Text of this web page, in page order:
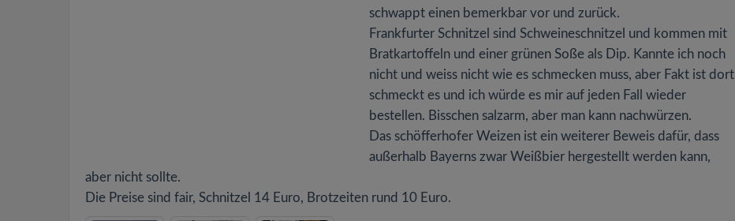
schwappt einen bemerkbar vor und zurück.
Frankfurter Schnitzel sind Schweineschnitzel und kommen mit
Bratkartoffeln und einer grünen Soße als Dip. Kannte ich noch
nicht und weiss nicht wie es schmecken muss, aber Fakt ist dort
schmeckt es und ich würde es mir auf jeden Fall wieder
bestellen. Bisschen salzarm, aber man kann nachwürzen.
Das schöfferhofer Weizen ist ein weiterer Beweis dafür, dass
außerhalb Bayerns zwar Weißbier hergestellt werden kann,
aber nicht sollte.
Die Preise sind fair, Schnitzel 14 Euro, Brotzeiten rund 10 Euro.